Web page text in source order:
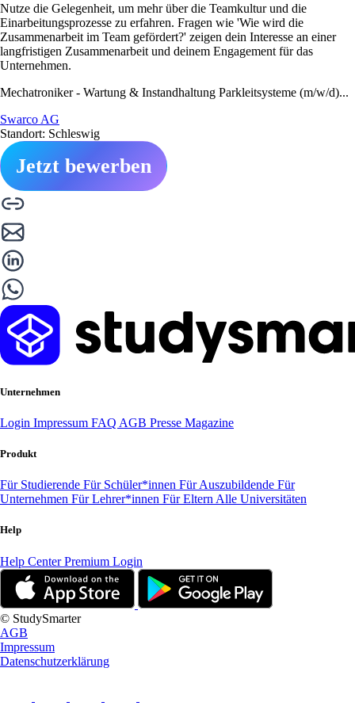
Nutze die Gelegenheit, um mehr über die Teamkultur und die
Einarbeitungsprozesse zu erfahren. Fragen wie 'Wie wird die
Zusammenarbeit im Team gefördert?' zeigen dein Interesse an einer
langfristigen Zusammenarbeit und deinem Engagement für das
Unternehmen.
Mechatroniker - Wartung & Instandhaltung Parkleitsysteme (m/w/d)...
Swarco AG
Standort: Schleswig
Jetzt bewerben
Unternehmen
Login Impressum FAQ AGB Presse Magazine
Produkt
Für Studierende Für Schüler*innen Für Auszubildende Für
Unternehmen Für Lehrer*innen Für Eltern Alle Universitäten
Help
Help CenterPremium Login
© StudySmarter
AGB
Impressum
Datenschutzerklärung